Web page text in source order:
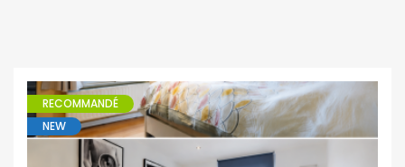
RECOMMANDÉ
NEW